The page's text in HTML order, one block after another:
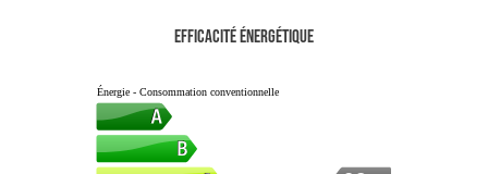
Efficacité énergétique
Énergie - Consommation conventionnelle